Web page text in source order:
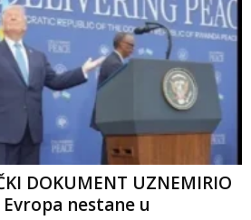
DOKUMENT UZNEMIRIO
Evropa nestane u